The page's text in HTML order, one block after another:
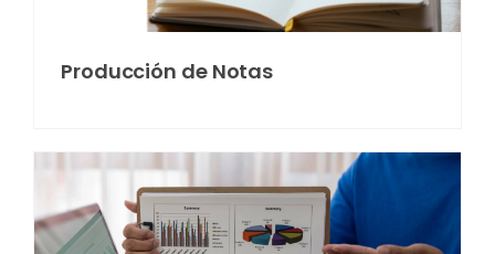
Producción de Notas